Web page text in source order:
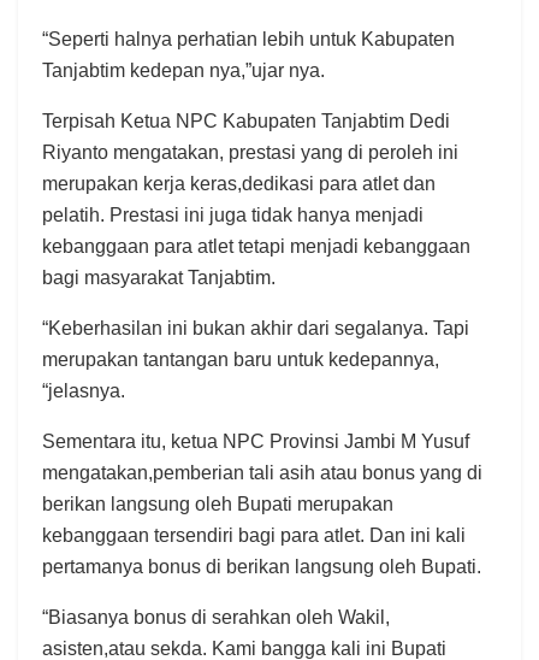
“Seperti halnya perhatian lebih untuk Kabupaten
Tanjabtim kedepan nya,”ujar nya.
Terpisah Ketua NPC Kabupaten Tanjabtim Dedi
Riyanto mengatakan, prestasi yang di peroleh ini
merupakan kerja keras,dedikasi para atlet dan
pelatih. Prestasi ini juga tidak hanya menjadi
kebanggaan para atlet tetapi menjadi kebanggaan
bagi masyarakat Tanjabtim.
“Keberhasilan ini bukan akhir dari segalanya. Tapi
merupakan tantangan baru untuk kedepannya,
“jelasnya.
Sementara itu, ketua NPC Provinsi Jambi M Yusuf
mengatakan,pemberian tali asih atau bonus yang di
berikan langsung oleh Bupati merupakan
kebanggaan tersendiri bagi para atlet. Dan ini kali
pertamanya bonus di berikan langsung oleh Bupati.
“Biasanya bonus di serahkan oleh Wakil,
asisten,atau sekda. Kami bangga kali ini Bupati